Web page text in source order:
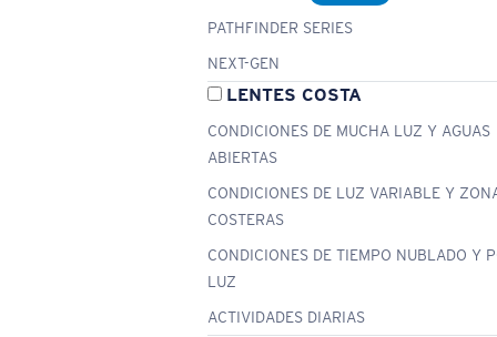
PATHFINDER SERIES
NEXT-GEN
LENTES COSTA
CONDICIONES DE MUCHA LUZ Y AGUAS
ABIERTAS
CONDICIONES DE LUZ VARIABLE Y
COSTERAS
CONDICIONES DE TIEMPO NUBLADO Y
LUZ
ACTIVIDADES DIARIAS